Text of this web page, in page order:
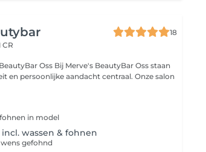
18
CR
BeautyBar Oss staan
en persoonlijke aandacht centraal. Onze salon
in model
wassen & fohnen
gefohnd